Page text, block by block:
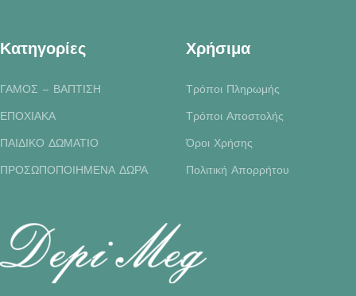
Κατηγορίες
ΓΑΜΟΣ – ΒΑΠΤΙΣΗ
ΕΠΟΧΙΑΚΑ
ΠΑΙΔΙΚΟ ΔΩΜΑΤΙΟ
ΠΡΟΣΩΠΟΠΟΙΗΜΕΝΑ ΔΩΡΑ
Χρήσιμα
Τρόποι Πληρωμής
Τρόποι Αποστολής
Όροι Χρήσης
Πολιτική Απορρήτου